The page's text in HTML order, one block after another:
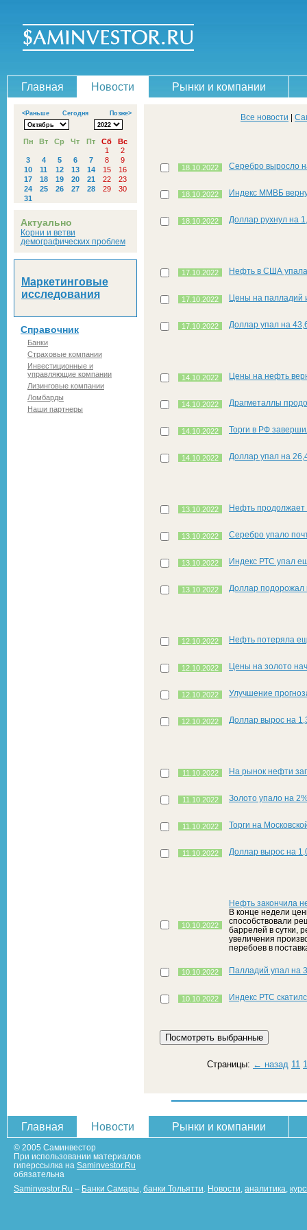
Главная Новости Рынки и компании
<Раньше Сегодня Позже>
Пн Вт Ср Чт Пт Сб
Вс
1
2
3
4 5 6 7 8
9
10
11 12 13 14 15
16
17
18 19 20 21 22
23
24
25 26 27 28 29
30
31
Актуально
Корни и ветви
демографических проблем
Маркетинговые
исследования
Справочник
Банки
Страховые компании
Инвестиционные и
управляющие компании
Лизинговые компании
Ломбарды
Наши партнеры
Все новости |
18.10.2022 Серебро выросло
18.10.2022 Индекс ММВБ
18.10.2022 Доллар рухнул на
17.10.2022 Нефть в США
17.10.2022 Цены на палладий
17.10.2022 Доллар упал на
14.10.2022 Цены на нефть
14.10.2022 Драгметаллы
14.10.2022 Торги в РФ
14.10.2022 Доллар упал на
13.10.2022 Нефть продолжает
13.10.2022 Серебро упало
13.10.2022 Индекс РТС упал
13.10.2022 Доллар подорожал
12.10.2022 Нефть потеряла
12.10.2022 Цены на золото
12.10.2022 Улучшение
12.10.2022 Доллар вырос на
11.10.2022 На рынок нефти
11.10.2022 Золото упало на
11.10.2022 Торги на
11.10.2022 Доллар вырос на
10.10.2022
Нефть закончила
В конце недели
способствовали
баррелей в сутки,
увеличения
перебоев в
10.10.2022 Палладий упал на
10.10.2022 Индекс РТС
Страницы: ← назад 11
Главная Новости Рынки и компании
© 2005 Саминвестор
При использовании материалов
гиперссылка на Saminvestor.Ru
обязательна
Saminvestor.Ru – Банки Самары банки Тольятти Новости аналитика